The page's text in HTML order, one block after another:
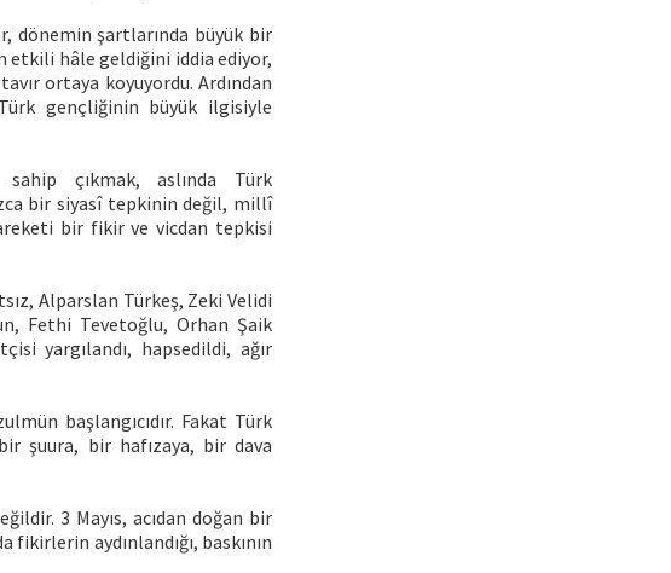
dönemin şartlarında büyük bir
etkili hâle geldiğini iddia ediyor,
ortaya koyuyordu. Ardından
gençliğinin büyük ilgisiyle
sahip çıkmak, aslında Türk
bir siyasî tepkinin değil, millî
bir fikir ve vicdan tepkisi
Alparslan Türkeş, Zeki Velidi
Fethi Tevetoğlu, Orhan Şaik
yargılandı, hapsedildi, ağır
başlangıcıdır. Fakat Türk
şuura, bir hafızaya, bir dava
3 Mayıs, acıdan doğan bir
fikirlerin aydınlandığı, baskının